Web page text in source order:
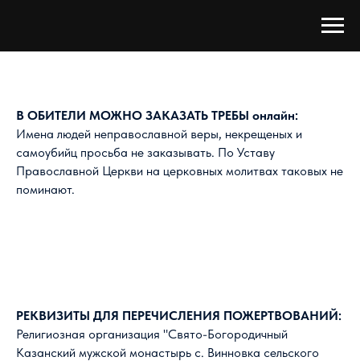
В ОБИТЕЛИ МОЖНО ЗАКАЗАТЬ ТРЕБЫ онлайн:
Имена людей неправославной веры, некрещеных и
самоубийц просьба не заказывать. По Уставу
Православной Церкви на церковных молитвах таковых не
поминают.
РЕКВИЗИТЫ ДЛЯ ПЕРЕЧИСЛЕНИЯ ПОЖЕРТВОВАНИЙ:
Религиозная организация "Свято-Богородичный
Казанский мужской монастырь с. Винновка сельского